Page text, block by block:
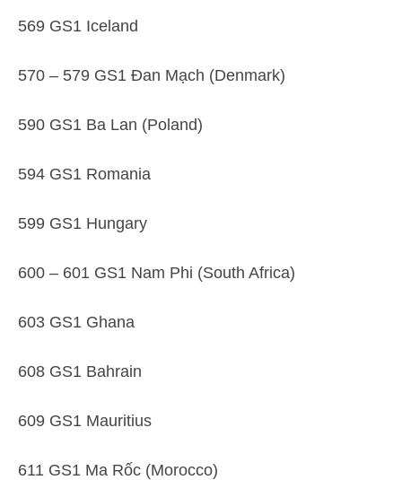
569 GS1 Iceland
570 – 579 GS1 Đan Mạch (Denmark)
590 GS1 Ba Lan (Poland)
594 GS1 Romania
599 GS1 Hungary
600 – 601 GS1 Nam Phi (South Africa)
603 GS1 Ghana
608 GS1 Bahrain
609 GS1 Mauritius
611 GS1 Ma Rốc (Morocco)